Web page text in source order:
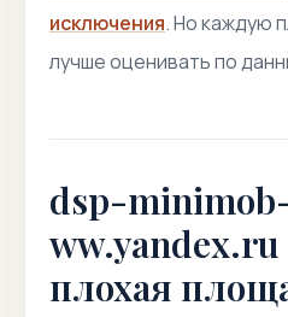
исключения. Но каждую
лучше оценивать по
dsp-
плохая